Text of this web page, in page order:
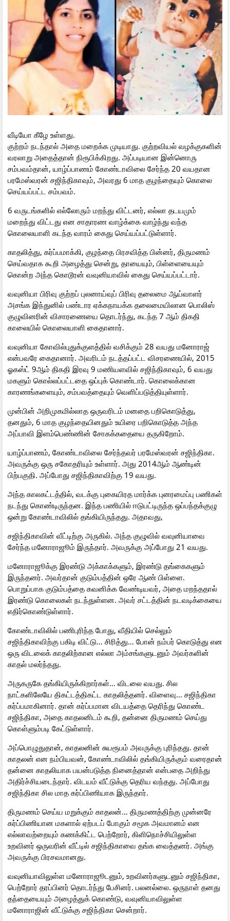
வீடியோ கீழே உள்ளது.
குற்றம் நடந்தால் அதை மறைக்க முடியாது. குற்றவியல் வழக்குகளின்
வரலாறு அதைத்தான் நிரூபிக்கிறது. அப்படியான இன்னொரு
சம்பவம்தான், யாழ்ப்பாணம் கோண்டாவிலை சேர்ந்த 20 வயதான
பரமேஸ்வரன் சஜிந்திகாவும், அவரது 6 மாத குழந்தையும் கொலை
செய்யப்பட்ட சம்பவம்.
6 வருடங்களில் எல்லோரும் மறந்து விட்டனர், எல்லா தடயமும்
மறைந்து விட்டது என சாதாரண வாழ்க்கை வாழ்ந்து வந்த
கொலையாளி கடந்த வாரம் கைது செய்யப்பட்டுள்ளார்.
காதலித்து, கர்ப்பமாக்கி, குழந்தை பிரசவித்த பின்னர், திருமணம்
செய்வதாக கூறி அழைத்து சென்று, தாயையும், பிள்ளையையும்
கொன்ற அந்த கொடூரன் வவுனியாவில் கைது செய்யப்பட்டார்.
வவுனியா பிரிவு குற்றப் புலனாய்வுப் பிரிவு தலைமை ஆய்வாளர்
அசங்க இந்துனில் பண்டார ஏக்கநாயக்க தலைமையிலான பொலிஸ்
குழுவினரின் விசாரணையை தொடர்ந்து, கடந்த 7 ஆம் திகதி
காலையில் கொலையாளி கைதானார்.
வவுனியா கோவில்புதுக்குளத்தில் வசிக்கும் 28 வயது மனோராஜ்
என்பவரே கைதானார். அவரிடம் நடத்தப்பட்ட விசரணையில், 2015
ஓகஸ்ட் 9ஆம் திகதி இரவு 9 மணியளவில் சஜிந்திகாவும், 6 வயது
மகளும் கொல்லப்பட்டதை ஒப்புக் கொண்டார். கொலைக்கான
காரணங்களையும், சம்பவத்தையும் வெளிப்படுத்தியுள்ளார்.
முன்பின் அறிமுகமில்லாத ஒருவரிடம் மனதை பறிகொடுத்து,
தனதும், 6 மாத குழந்தையினதும் உயிரை பறிகொடுத்த அந்த
அப்பாவி இளம்பெண்ணின் சோகக்கதையை தருகிறோம்.
யாழ்ப்பாணம், கோண்டாவிலை சேர்ந்தவர் பரமேஸ்வரன் சஜிந்திகா.
அவருக்கு ஒரு சகோதரியும் உள்ளார். அது 2014ஆம் ஆண்டின்
பிற்பகுதி. அப்போது சஜிந்திகாவிற்கு 19 வயது.
அந்த காலகட்டத்தில், வடக்கு புகையிரத மார்க்க புனரமைப்பு பணிகள்
நடந்து கொண்டிருந்தன. இந்த பணியில் ஈடுபட்டிருந்த ஒப்பந்தக்குழு
ஒன்று கோண்டாவிலில் தங்கியிருந்தது. அதாவது,
சஜிந்திகாவின் வீட்டிற்கு அருகில். அந்த குழுவில் வவுனியாவை
சேர்ந்த மனோராஜூம் இருந்தார். அவருக்கு அப்போது 21 வயது.
மனோராஜூக்கு இரண்டு அக்காக்களும், இரண்டு தங்கைகளும்
இருந்தனர். அவர்தான் குடும்பத்தின் ஒரே ஆண் பிள்ளை.
பொறுப்பாக குடும்பத்தை கவனிக்க வேண்டியவர், அதை மறந்ததால்
இரண்டு கொலைகள் நடந்துள்ளன. அவர் சட்டத்தின் நடவடிக்கையை
எதிர்கொண்டுள்ளார்.
கோண்டாவிலில் பணிபுரிந்த போது, வீதியில் செல்லும்
சஜிந்திகாவிற்கு பகிடி விட்டு… சிரித்து… போன் நம்பர் கொடுத்து என
ஒரு விடலைக் காதலிற்கான எல்லா அம்சங்களுடனும் அவர்களின்
காதல் மலர்ந்தது.
அருகருகே தங்கியிருக்கிறார்கள்… விடலை வயது. சில
நாட்களிலேயே திகட்டத்திகட்ட காதலித்தனர். விளைவு… சஜிந்திகா
கர்ப்பமாகினார். தான் கர்ப்பமான விடயத்தை தெரிந்து கொண்ட
சஜிந்திகா, அதை காதலனிடம் கூறி, தன்னை திருமணம் செய்து
கொள்ளும்படி கேட்டுள்ளார்.
அப்பொழுதுதான், காதலனின் சுயரூபம் அவருக்கு புரிந்தது. தான்
காதலன் என நம்பியவன், கோண்டாவிலில் தங்கியிருக்கும் வரைதான்
தன்னை காதலியாக பயன்படுத்த நினைத்தான் என்பதை அறிந்து
அதிர்ச்சியடைந்தார். விடயம் வீட்டுக்கு தெரிய வந்தது. அப்போது
சஜிந்திகா சில மாத கர்ப்பிணியாக இருந்தார்.
திருமணம் செய்ய மறுக்கும் காதலன்… திருமணத்திற்கு முன்னரே
கர்ப்பிணியான மகளால் ஏற்படப் போகும் சமூக அவமானம் என
எல்லாவற்றையும் கணக்கிட்ட பெற்றோர், கிளிநொச்சியிலுள்ள
உறவினர் ஒருவரின் வீட்டில் சஜிந்திகாவை தங்க வைத்தனர். அங்கு
அவருக்கு பிரசவமானது.
வவுனியாவிலுள்ள மனோராஜூடனும், உறவினர்களுடனும் சஜிந்திகா,
பெற்றோர் தரப்பினர் தொடர்ந்து பேசினர். பலனல்லை. ஒருநாள் தனது
தந்தையையும் அழைத்துக் கொண்டு, வவுனியாவிலுள்ள
மனோராஜின் வீட்டுக்கு சஜிந்திகா சென்றார்.